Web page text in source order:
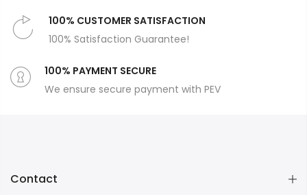
100% CUSTOMER SATISFACTION
100% Satisfaction Guarantee!
100% PAYMENT SECURE
We ensure secure payment with PEV
Contact